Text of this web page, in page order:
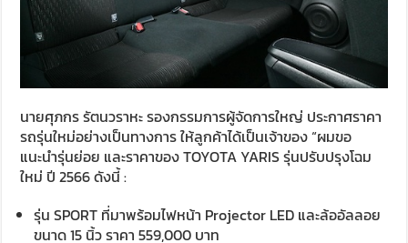
นายศุภกร รัตนวราหะ รองกรรมการผู้จัดการใหญ่ ประกาศราคา
รถรุ่นใหม่อย่างเป็นทางการ ให้ลูกค้าได้เป็นเจ้าของ “ผมขอ
แนะนำรุ่นย่อย และราคาของ TOYOTA YARIS รุ่นปรับปรุงโฉม
ใหม่ ปี 2566 ดังนี้ :
รุ่น SPORT ที่มาพร้อมไฟหน้า Projector LED และล้ออัลลอย
ขนาด 15 นิ้ว ราคา 559,000 บาท